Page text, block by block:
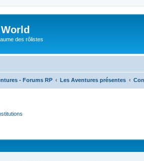
des rôlistes
- Forums RP Les Aventures présentes